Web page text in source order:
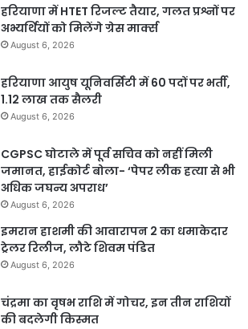
हरियाणा में HTET रिजल्ट तैयार, गलत प्रश्नों पर
अभ्यर्थियों को मिलेंगे ग्रेस मार्क्स
August 6, 2026
हरियाणा आयुष यूनिवर्सिटी में 60 पदों पर भर्ती,
1.12 लाख तक सैलरी
August 6, 2026
CGPSC घोटाले में पूर्व सचिव को नहीं मिली
जमानत, हाईकोर्ट बोला- ‘पेपर लीक हत्या से भी
अधिक जघन्य अपराध’
August 6, 2026
इमरान हाशमी की आवारापन 2 का धमाकेदार
ट्रेलर रिलीज, लौटे शिवम पंडित
August 6, 2026
चंद्रमा का वृषभ राशि में गोचर, इन तीन राशियों
की बदलेगी किस्मत